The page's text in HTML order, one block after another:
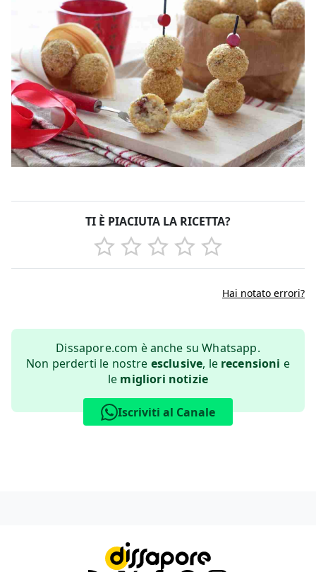
TI È PIACIUTA LA RICETTA?
Hai notato errori?
Dissapore.com è anche su Whatsapp.
Non perderti le nostre esclusive, le recensioni e
le migliori notizie
Iscriviti al Canale